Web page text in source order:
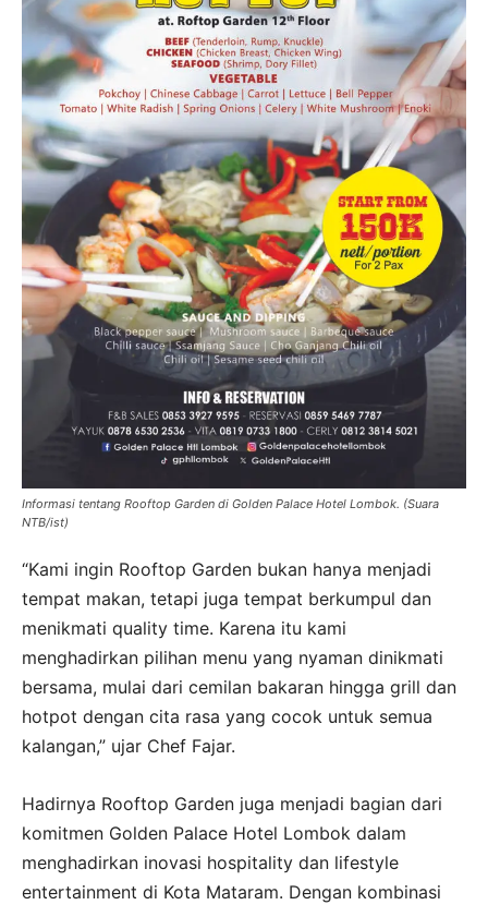
Informasi tentang Rooftop Garden di Golden Palace Hotel Lombok. (Suara
NTB/ist)
“Kami ingin Rooftop Garden bukan hanya menjadi
tempat makan, tetapi juga tempat berkumpul dan
menikmati quality time. Karena itu kami
menghadirkan pilihan menu yang nyaman dinikmati
bersama, mulai dari cemilan bakaran hingga grill dan
hotpot dengan cita rasa yang cocok untuk semua
kalangan,” ujar Chef Fajar.
Hadirnya Rooftop Garden juga menjadi bagian dari
komitmen Golden Palace Hotel Lombok dalam
menghadirkan inovasi hospitality dan lifestyle
entertainment di Kota Mataram. Dengan kombinasi